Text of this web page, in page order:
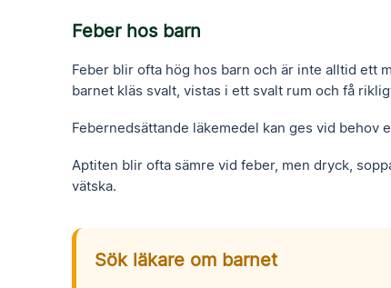
Feber hos barn
Feber blir ofta hög hos barn och är inte alltid ett
barnet kläs svalt, vistas i ett svalt rum och få
Febernedsättande läkemedel kan ges vid
Aptiten blir ofta sämre vid feber, men dryck,
vätska.
Sök läkare om barnet